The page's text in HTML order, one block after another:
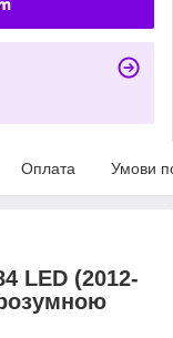
Оплата Умови
LED (2012-